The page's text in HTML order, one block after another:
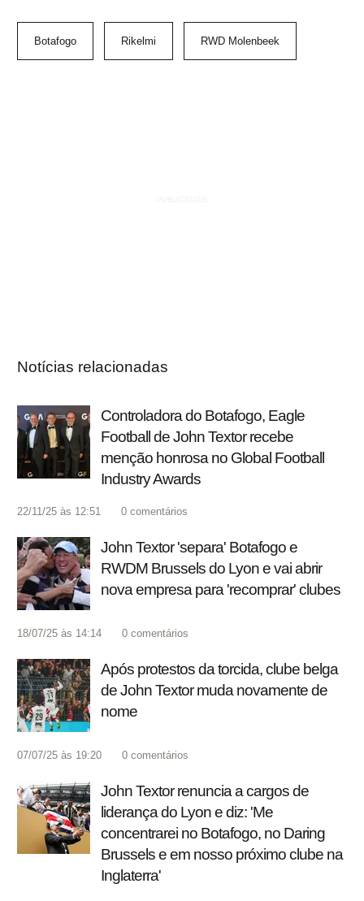
Botafogo Rikelmi RWD Molenbeek
Notícias relacionadas
Controladora do Botafogo, Eagle
Football de John Textor recebe
menção honrosa no Global Football
Industry Awards
22/11/25 às 12:51 0 comentários
John Textor 'separa' Botafogo e
RWDM Brussels do Lyon e vai abrir
nova empresa para 'recomprar' clubes
18/07/25 às 14:14 0 comentários
Após protestos da torcida, clube belga
de John Textor muda novamente de
nome
07/07/25 às 19:20 0 comentários
John Textor renuncia a cargos de
liderança do Lyon e diz: 'Me
concentrarei no Botafogo, no Daring
Brussels e em nosso próximo clube na
Inglaterra'